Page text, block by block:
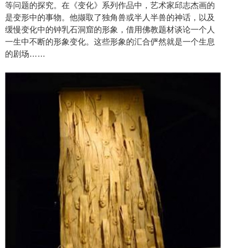
等问题的探究。在《变化》系列作品中，艺术家邱志杰画的
是变形中的事物。他撷取了独角兽或半人半兽的神话，以及
缓慢变化中的钟乳石洞窟的形象，借用佛教题材谈论一个人
一生中不断的形象变化。这些形象的汇合俨然就是一个生息
的剧场……